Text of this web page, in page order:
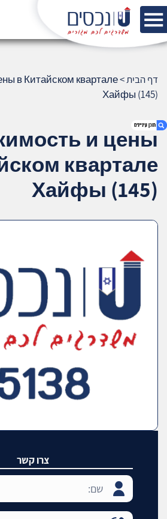
Недвижимость и цены в Китайском
квартале Хайфы (145)
3. שאלתם ? ענינו !
דף הבית>
в Китайском квартале
Хайфы (145)
и цены
квартале
Хайфы (145)
צרו קשר